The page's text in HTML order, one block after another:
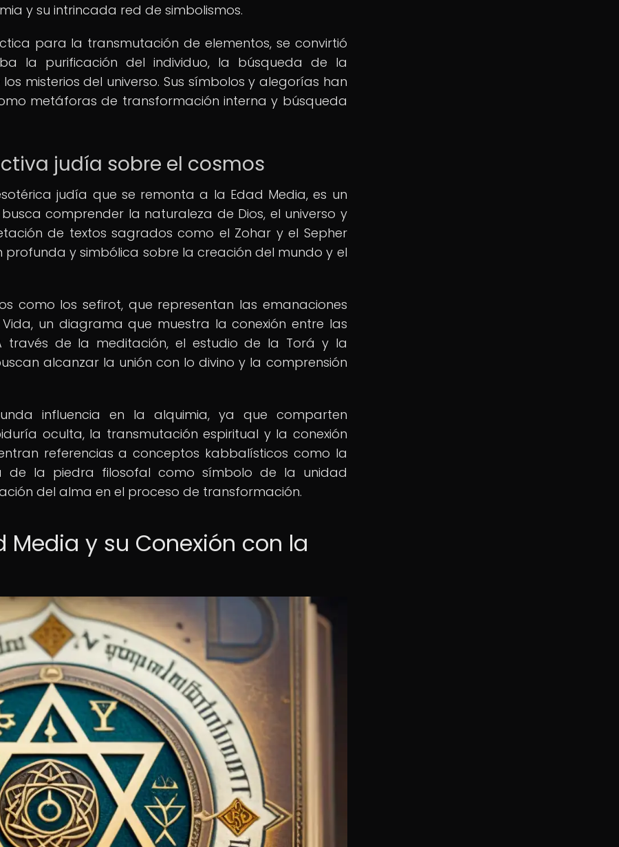
y su intrincada red de simbolismos.
para la transmutación de elementos, se convirtió
la purificación del individuo, la búsqueda de la
misterios del universo. Sus símbolos y alegorías han
metáforas de transformación interna y búsqueda
judía sobre el cosmos
judía que se remonta a la Edad Media, es un
comprender la naturaleza de Dios, el universo y
de textos sagrados como el Zohar y el Sepher
profunda y simbólica sobre la creación del mundo y el
como los sefirot, que representan las emanaciones
un diagrama que muestra la conexión entre las
través de la meditación, el estudio de la Torá y la
alcanzar la unión con lo divino y la comprensión
influencia en la alquimia, ya que comparten
oculta, la transmutación espiritual y la conexión
referencias a conceptos kabbalísticos como la
de la piedra filosofal como símbolo de la unidad
del alma en el proceso de transformación.
Media y su Conexión con la